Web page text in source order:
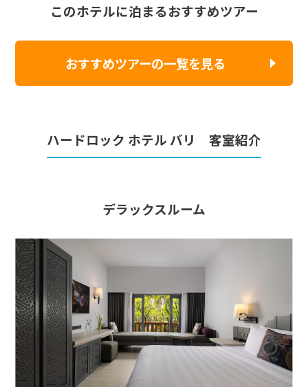
このホテルに泊まるおすすめツアー
おすすめツアーの一覧を見る
ハードロック ホテル バリ 客室紹介
デラックスルーム